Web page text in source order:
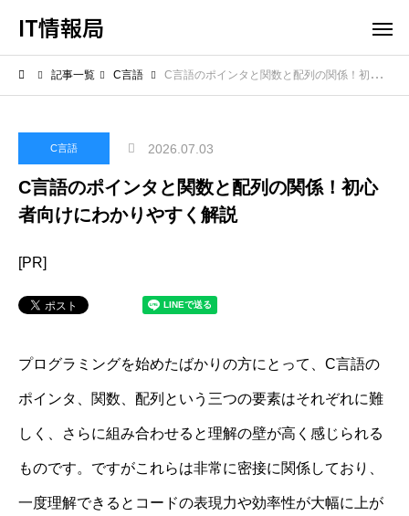
IT情報局
記事一覧 C言語 C言語のポインタと関数と配列の関係！初心者向けにわかりやすく解説
C言語 2026.07.03
C言語のポインタと関数と配列の関係！初心
者向けにわかりやすく解説
[PR]
プログラミングを始めたばかりの方にとって、C言語の
ポインタ、関数、配列という三つの要素はそれぞれに難
しく、さらに組み合わせると理解の壁が高く感じられる
ものです。ですがこれらは非常に密接に関係しており、
一度理解できるとコードの表現力や効率性が大幅に上が